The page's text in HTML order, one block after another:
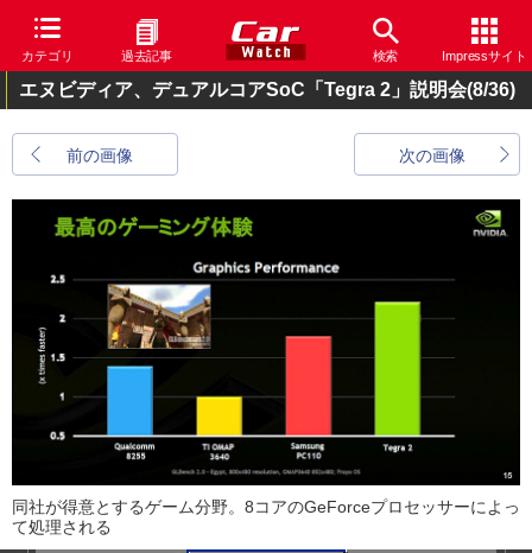
カテゴリ 過去記事 検索 Impressサイト
エヌビディア、デュアルコアSoC「Tegra 2」説明会(8/36)
前の画像 次の画像
同社が得意とするゲーム分野。8コアのGeForceプロセッサーによっ
て処理される